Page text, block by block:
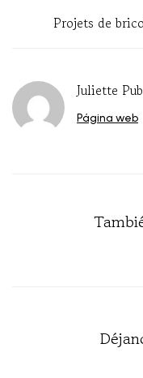
Projets de
Juliette
Página web